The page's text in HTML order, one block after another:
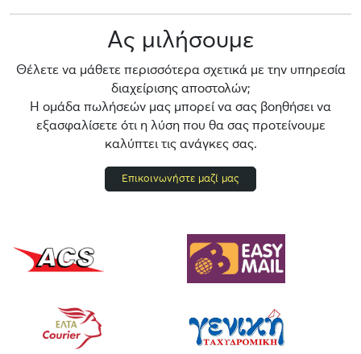
Ας μιλήσουμε
Θέλετε να μάθετε περισσότερα σχετικά με την υπηρεσία
διαχείρισης αποστολών;
Η ομάδα πωλήσεών μας μπορεί να σας βοηθήσει να
εξασφαλίσετε ότι η λύση που θα σας προτείνουμε
καλύπτει τις ανάγκες σας.
Επικοινωνήστε μαζί μας